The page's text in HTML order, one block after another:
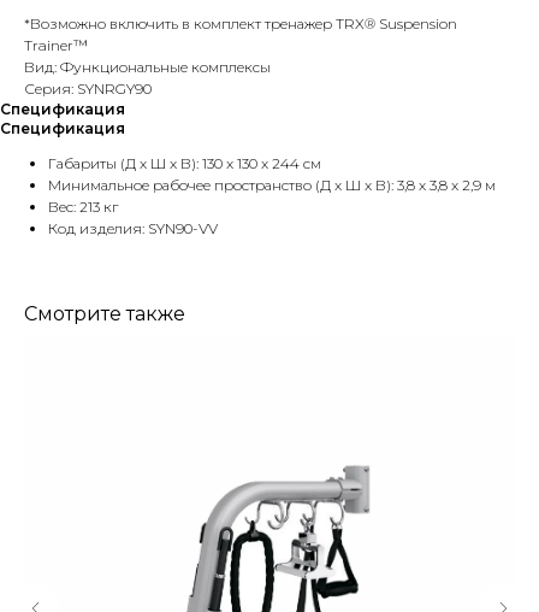
*Возможно включить в комплект тренажер TRX® Suspension
Trainer™
Вид: Функциональные комплексы
Серия: SYNRGY90
Спецификация
Спецификация
Габариты (Д x Ш x В): 130 x 130 x 244 см
Минимальное рабочее пространство (Д x Ш x В): 3,8 x 3,8 x 2,9 м
Вес: 213 кг
Код изделия: SYN90-VV
Смотрите также